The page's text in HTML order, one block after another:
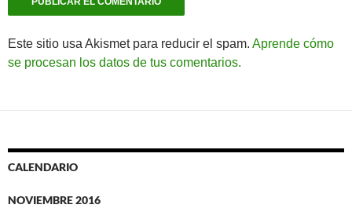
Este sitio usa Akismet para reducir el spam. Aprende cómo
se procesan los datos de tus comentarios.
CALENDARIO
NOVIEMBRE 2016